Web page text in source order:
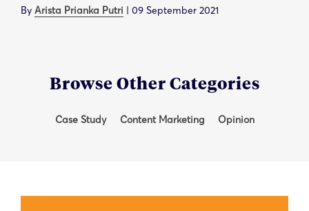
By Arista Prianka Putri | 09 September 2021
Browse Other Categories
Case Study Content Marketing Opinion